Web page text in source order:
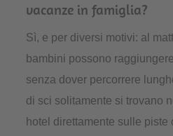
vacanze in famiglia?
Sì, e per diversi motivi: al
bambini possono
senza dover percorrere
di sci solitamente si trovano
hotel direttamente sulle piste